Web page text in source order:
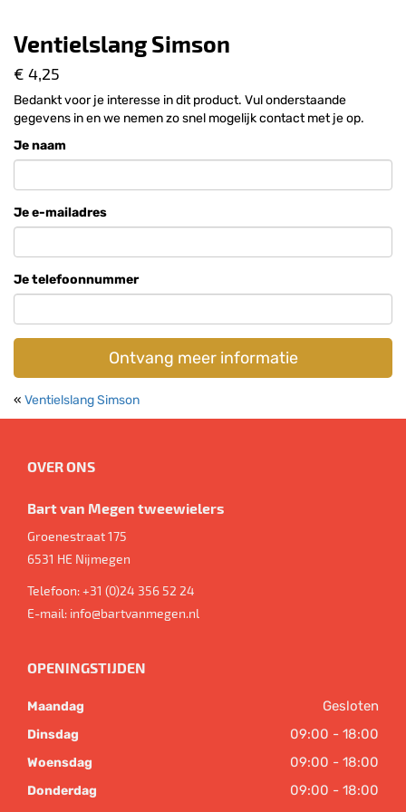
Ventielslang Simson
€ 4,25
Bedankt voor je interesse in dit product. Vul onderstaande
gegevens in en we nemen zo snel mogelijk contact met je op.
Je naam
Je e-mailadres
Je telefoonnummer
Ontvang meer informatie
« Ventielslang Simson
OVER ONS
Bart van Megen tweewielers
Groenestraat 175
6531 HE Nijmegen
Telefoon:+31 (0)24 356 52 24
E-mail: info@bartvanmegen.nl
OPENINGSTIJDEN
Maandag Gesloten
Dinsdag 09:00 - 18:00
Woensdag 09:00 - 18:00
Donderdag 09:00 - 18:00